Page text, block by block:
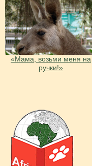
«Мама, возьми меня на
ручки!»